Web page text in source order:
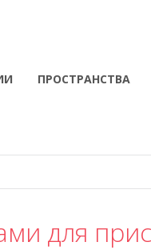
ПРОСТРАНСТВА
для